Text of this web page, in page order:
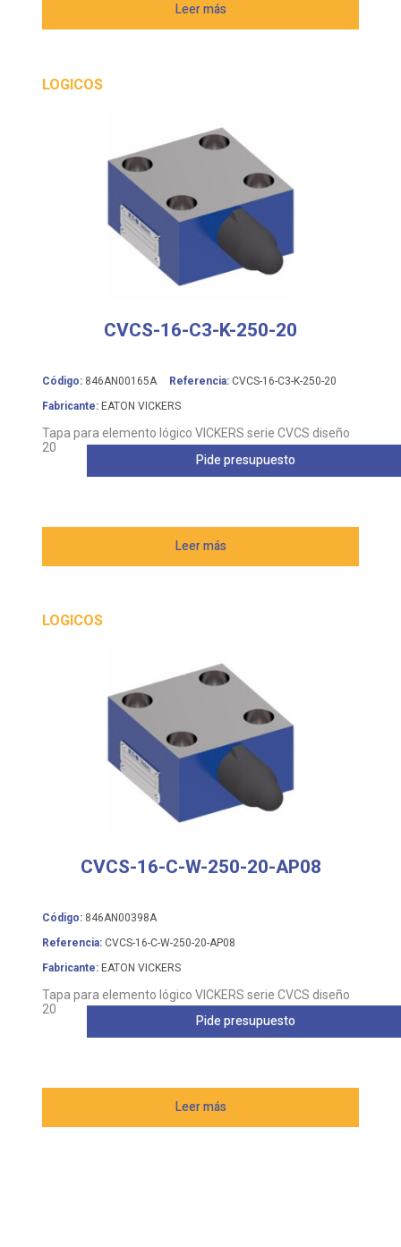
Leer más
LOGICOS
CVCS-16-C3-K-250-20
Código: 846AN00165A Referencia: CVCS-16-C3-K-250-20
Fabricante: EATON VICKERS
Tapa para elemento lógico VICKERS serie CVCS diseño
20
Leer más
Pide presupuesto
LOGICOS
CVCS-16-C-W-250-20-AP08
Código: 846AN00398A
Referencia: CVCS-16-C-W-250-20-AP08
Fabricante: EATON VICKERS
Tapa para elemento lógico VICKERS serie CVCS diseño
20
Leer más
Pide presupuesto